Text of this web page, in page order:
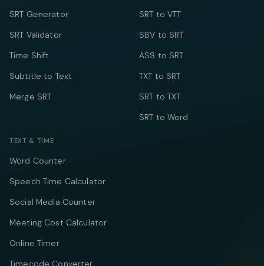
SRT Generator
SRT Validator
Time Shift
Subtitle to Text
Merge SRT
SRT to VTT
SBV to SRT
ASS to SRT
TXT to SRT
SRT to TXT
SRT to Word
TEXT & TIME
Word Counter
Speech Time Calculator
Social Media Counter
Meeting Cost Calculator
Online Timer
Timecode Converter